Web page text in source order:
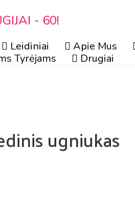
- 60!
Leidiniai Apie Mus
Tyrėjams Drugiai
ugniukas